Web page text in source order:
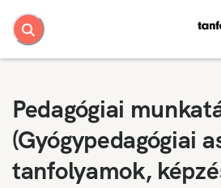
Pedagógiai
(Gyógypedagógiai
tanfolyamok,